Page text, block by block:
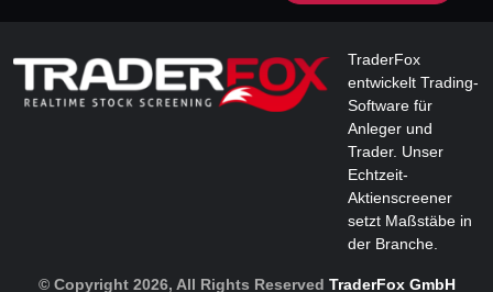
TraderFox
entwickelt Trading-
Software für
Anleger und
Trader. Unser
Echtzeit-
Aktienscreener
setzt Maßstäbe in
der Branche.
© Copyright 2026, All Rights Reserved TraderFox GmbH